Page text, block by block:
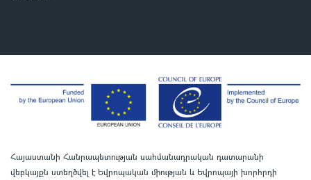
Հայաստանի Հանրապետության սահմանադրական դատարանի
վեբկայքն ստեղծվել է Եվրոպական միության և Եվրոպայի խորհրդի